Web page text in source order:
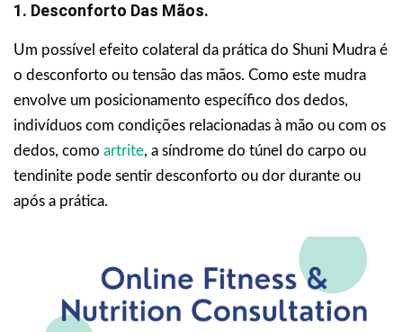
1. Desconforto Das Mãos.
Um possível efeito colateral da prática do Shuni Mudra é
o desconforto ou tensão das mãos. Como este mudra
envolve um posicionamento específico dos dedos,
indivíduos com condições relacionadas à mão ou com os
dedos, como artrite, a síndrome do túnel do carpo ou
tendinite pode sentir desconforto ou dor durante ou
após a prática.